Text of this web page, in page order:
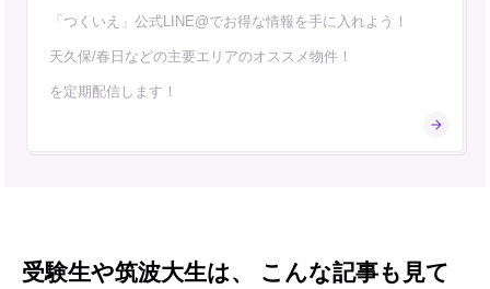
「つくいえ」公式LINE@でお得な情報を手に入れよう！
天久保/春日などの主要エリアのオススメ物件！
を定期配信します！
受験生や筑波大生は、 こんな記事も見て